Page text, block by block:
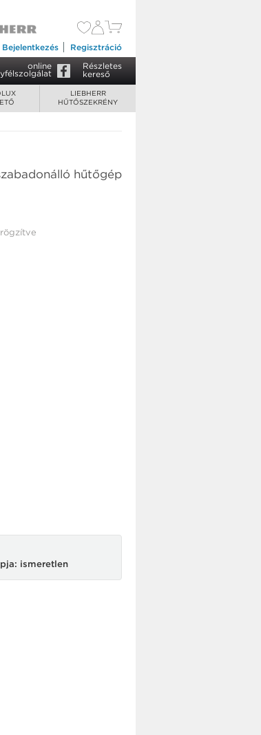
Bejelentkezés Regisztráció
online
Részletes
kereső
LIEBHERR
HŰTŐSZEKRÉNY
hűtőgép
ismeretlen